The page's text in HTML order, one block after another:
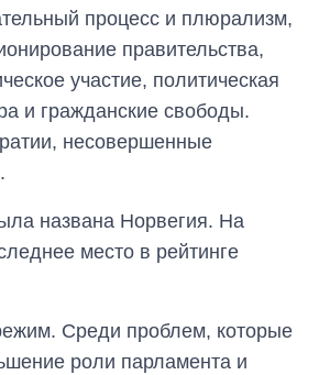
процесс и плюрализм,
правительства,
участие, политическая
и гражданские свободы.
несовершенные
названа Норвегия. На
место в рейтинге
Среди проблем, которые
роли парламента и
должность
руководителя СВР